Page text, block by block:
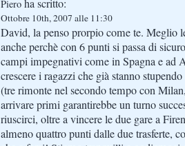
Piero ha scritto:
Ottobre 10th, 2007 alle 11:30
David, la penso prorpio come te. Meglio
anche perchè con 6 punti si passa di
campi impegnativi come in Spagna e ad
crescere i ragazzi che già stanno
(tre rimonte nel secondo tempo con
arrivare primi garantirebbe un turno
riuscirci, oltre a vincere le due gare a
almeno quattro punti dalle due trasferte,